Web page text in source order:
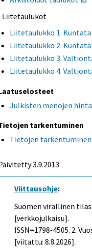
Liitetaulukot
Liitetaulukko 1.
Liitetaulukko 2.
Liitetaulukko 3.
Liitetaulukko 4.
Julkisten menojen
tarkentuminen
Tietojen tarkentuminen
3.9.2013
Viittausohje:
Suomen virallinen
[verkkojulkaisu].
ISSN=1798-4505. 2.
[viitattu: 8.8.2026].